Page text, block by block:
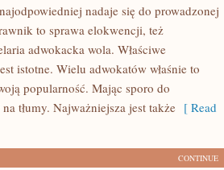
nadaje się do prowadzonej
to sprawa elokwencji, też
adwokacka wola. Właściwe
istotne. Wielu adwokatów właśnie to
popularność. Mając sporo do
tłumy. Najważniejsza jest także [ Read
CONTINUE